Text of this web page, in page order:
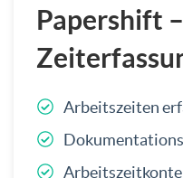
Papershift
Arbeitszeiten